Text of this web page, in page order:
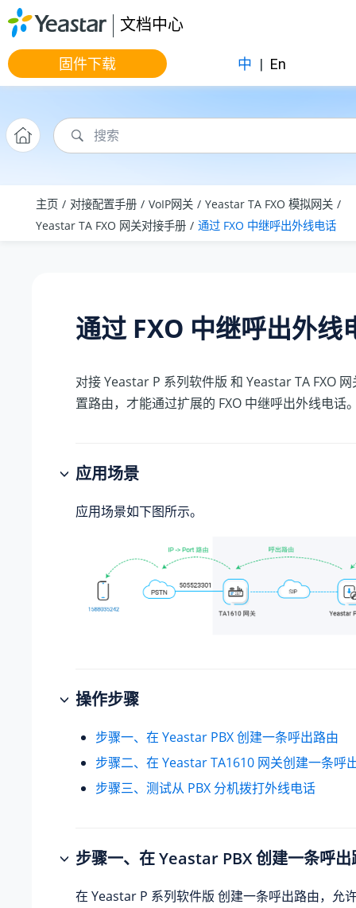
跳转到主要内容
文档中心
固件下载 中 | En
主页 对接配置手册 VoIP网关
Yeastar TA FXO 模拟网关
Yeastar TA FXO 网关对接手册
通过 FXO 中继呼出外线电话
通过 FXO 中继呼出外线
对接Yeastar P 系列软件版和 Yeastar TA FXO
置路由，才能通过扩展的 FXO 中继呼出外线电话
应用场景
应用场景如下图所示。
操作步骤
步骤一、在 Yeastar PBX 创建一条呼出路由
步骤二、在 Yeastar TA1610 网关创建一条呼
步骤三、测试从 PBX 分机拨打外线电话
步骤一、在 Yeastar PBX 创建一条呼出
在 Yeastar P 系列软件版 创建一条呼出路由，允